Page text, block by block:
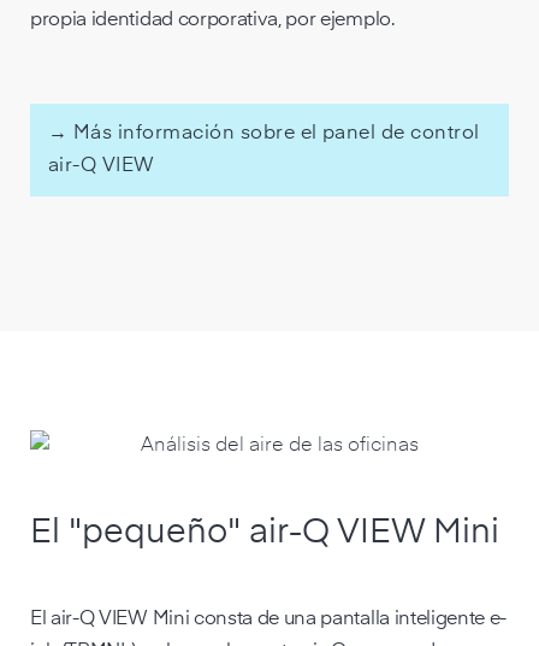
propia identidad corporativa, por ejemplo.
→ Más información sobre el panel de control
air-Q VIEW
El "pequeño" air-Q VIEW Mini
El air-Q VIEW Mini consta de una pantalla inteligente e-